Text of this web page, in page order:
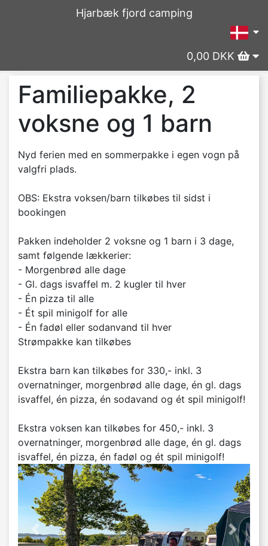
Hjarbæk fjord camping
0,00 DKK
Familiepakke, 2
voksne og 1 barn
Nyd ferien med en sommerpakke i egen vogn på
valgfri plads.
OBS: Ekstra voksen/barn tilkøbes til sidst i
bookingen
Pakken indeholder 2 voksne og 1 barn i 3 dage,
samt følgende lækkerier:
- Morgenbrød alle dage
- Gl. dags isvaffel m. 2 kugler til hver
- Én pizza til alle
- Ét spil minigolf for alle
- Én fadøl eller sodanvand til hver
Strømpakke kan tilkøbes
Ekstra barn kan tilkøbes for 330,- inkl. 3
overnatninger, morgenbrød alle dage, én gl. dags
isvaffel, én pizza, én sodavand og ét spil minigolf!
Ekstra voksen kan tilkøbes for 450,- inkl. 3
overnatninger, morgenbrød alle dage, én gl. dags
isvaffel, én pizza, én fadøl og ét spil minigolf!
'previous' not found Næste